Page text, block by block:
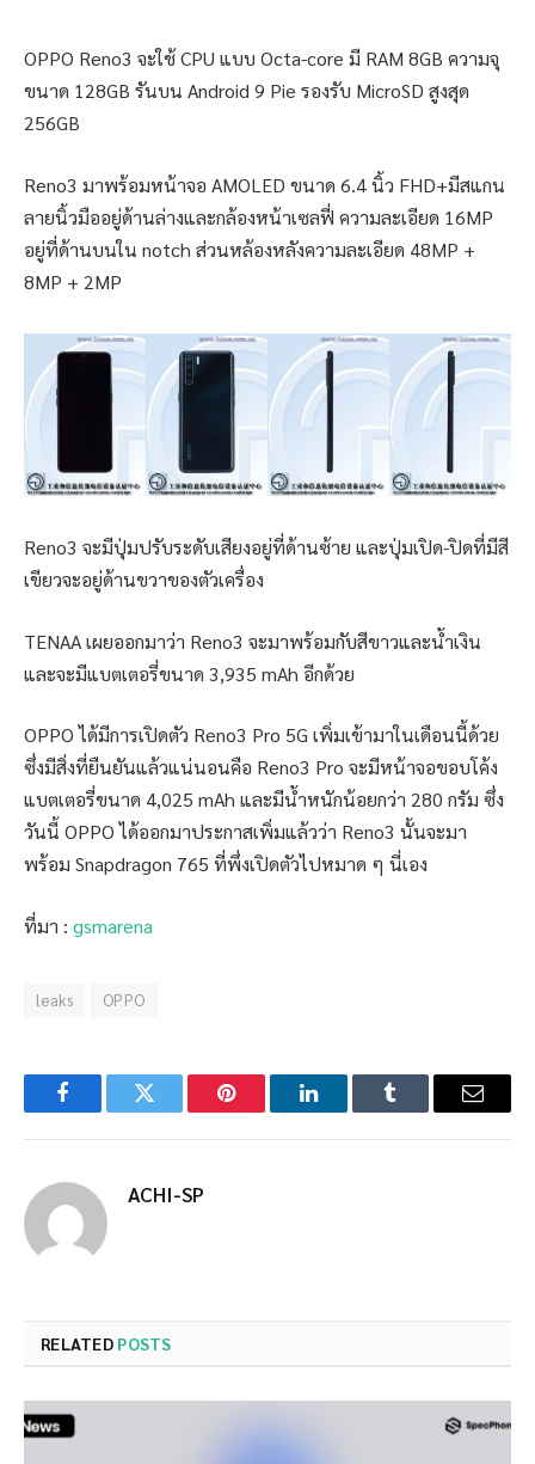
OPPO Reno3 จะใช้ CPU แบบ Octa-core มี RAM 8GB ความจุ
ขนาด 128GB รันบน Android 9 Pie รองรับ MicroSD สูงสุด
256GB
Reno3 มาพร้อมหน้าจอ AMOLED ขนาด 6.4 นิ้ว FHD+มีสแกน
ลายนิ้วมืออยู่ด้านล่างและกล้องหน้าเซลฟี่ ความละเอียด 16MP
อยู่ที่ด้านบนใน notch ส่วนหล้องหลังความละเอียด 48MP +
8MP + 2MP
Reno3 จะมีปุ่มปรับระดับเสียงอยู่ที่ด้านซ้าย และปุ่มเปิด-ปิดที่มีสี
เขียวจะอยู่ด้านขวาของตัวเครื่อง
TENAA เผยออกมาว่า Reno3 จะมาพร้อมกับสีขาวและน้ำเงิน
และจะมีแบตเตอรี่ขนาด 3,935 mAh อีกด้วย
OPPO ได้มีการเปิดตัว Reno3 Pro 5G เพิ่มเข้ามาในเดือนนี้ด้วย
ซึ่งมีสิ่งที่ยืนยันแล้วแน่นอนคือ Reno3 Pro จะมีหน้าจอขอบโค้ง
แบตเตอรี่ขนาด 4,025 mAh และมีน้ำหนักน้อยกว่า 280 กรัม ซึ่ง
วันนี้ OPPO ได้ออกมาประกาสเพิ่มแล้วว่า Reno3 นั้นจะมา
พร้อม Snapdragon 765 ที่พึ่งเปิดตัวไปหมาด ๆ นี่เอง
ที่มา : gsmarena
leaks OPPO
FacebookTwitter Pinterest LinkedInTumblr Email
ACHI-SP
RELATED POSTS